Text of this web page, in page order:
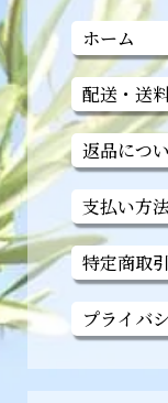
ホーム
配送・送
返品につ
支払い方
特定商取
プライバ